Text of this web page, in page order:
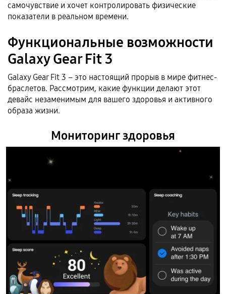
самочувствие и хочет контролировать физические
показатели в реальном времени.
Функциональные возможности
Galaxy Gear Fit 3
Galaxy Gear Fit 3 – это настоящий прорыв в мире фитнес-
браслетов. Рассмотрим, какие функции делают этот
девайс незаменимым для вашего здоровья и активного
образа жизни.
Мониторинг здоровья